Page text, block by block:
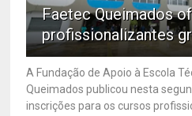
Faetec Queimados
profissionalizantes
A Fundação de Apoio à Escola
Queimados publicou nesta
inscrições para os cursos